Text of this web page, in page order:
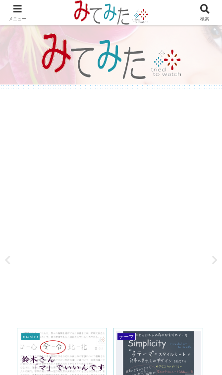
WordPressで綴る情報＆レビュー プラグインの紹介やテーマのカスタマイズ
等も書いてます。
master テーマ
メニュー 検索